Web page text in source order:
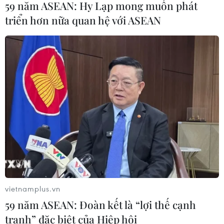
07/08/2026 08:14
Giá vàng hướng tới tuần tăng mạnh
nhất kể từ tháng 1/2026
07/08/2026 08:14
Hạn hán nghiêm trọng đe dọa "huyết
mạch" kinh tế châu Âu
07/08/2026 07:58
Để trái sầu riêng đáp ứng yêu cầu
xuất khẩu bền vững
59 năm ASEAN: Hy Lạp mong muốn phát
triển hơn nữa quan hệ với ASEAN
vietnamplus.vn
59 năm ASEAN: Đoàn kết là “lợi thế cạnh
tranh” đặc biệt của Hiệp hội